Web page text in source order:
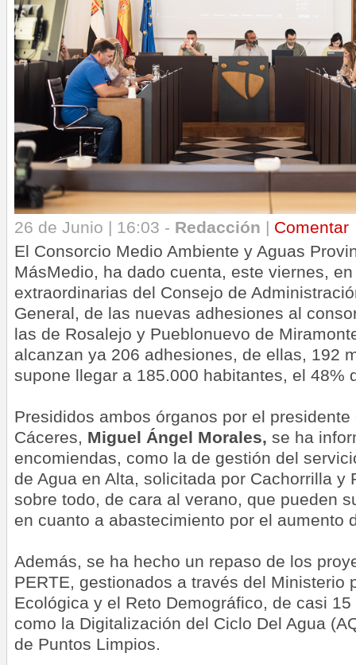
26 de Junio | 16:03 - Redacción | Comentar
El Consorcio Medio Ambiente y Aguas
MásMedio, ha dado cuenta, este viernes,
extraordinarias del Consejo de
General, de las nuevas adhesiones al
las de Rosalejo y Pueblonuevo de
alcanzan ya 206 adhesiones, de ellas, 192
supone llegar a 185.000 habitantes, el 48%
Presididos ambos órganos por el
Cáceres, Miguel Ángel Morales, se ha
encomiendas, como la de gestión del
de Agua en Alta, solicitada por Cachorrilla y
sobre todo, de cara al verano, que pueden
en cuanto a abastecimiento por el aumento
Además, se ha hecho un repaso de los
PERTE, gestionados a través del Ministerio
Ecológica y el Reto Demográfico, de casi
como la Digitalización del Ciclo Del Agua
de Puntos Limpios.